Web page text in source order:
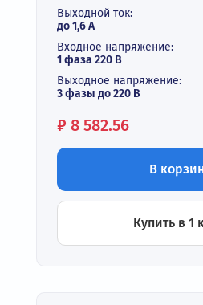
Выходной ток:
до 1,6 А
Входное напряжение:
1 фаза 220 В
Выходное напряжение:
3 фазы до 220 В
Цена:
₽ 8 582.56
В
Купить в 1